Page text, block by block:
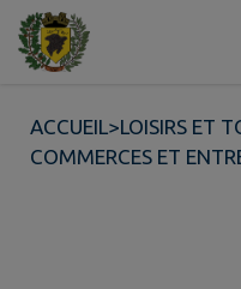
Contenu
ACCUEIL>LOISIRS ET
COMMERCES ET